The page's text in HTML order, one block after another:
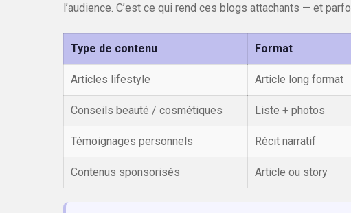
l’audience. C’est ce qui rend ces blogs attachants — et
Type de contenu Format
Articles lifestyle Article long format
Conseils beauté / cosmétiques Liste + photos
Témoignages personnels Récit narratif
Contenus sponsorisés Article ou story